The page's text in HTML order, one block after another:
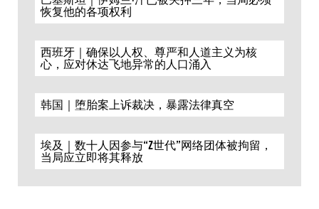
恢复他的各项权利
西班牙｜确保以人权、尊严和人道主义为核
心，应对休达飞地异常的人口涌入
韩国｜堕胎案上诉裁决，暴露法律真空
埃及｜数十人因参与“Z世代”网络团体被拘留，
当局应立即将其释放